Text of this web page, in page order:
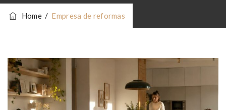
Home/ Empresa de reformas